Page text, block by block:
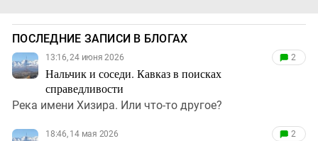
ПОСЛЕДНИЕ ЗАПИСИ В БЛОГАХ
13:16, 24 июня 2026
Нальчик и соседи. Кавказ в поисках
справедливости
2
Река имени Хизира. Или что-то другое?
18:46, 14 мая 2026 2